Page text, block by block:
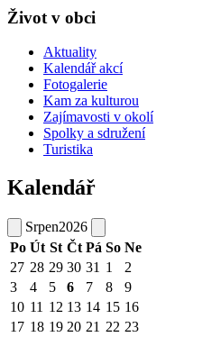
Život v obci
Aktuality
Kalendář akcí
Fotogalerie
Kam za kulturou
Zajímavosti v okolí
Spolky a sdružení
Turistika
Kalendář
Srpen2026
Po Út St Čt Pá So Ne
27 28 29 30 31 1
2
3
4 5 6 7 8
9
10 11 12 13 14 15 16
17 18 19 20 21 22 23